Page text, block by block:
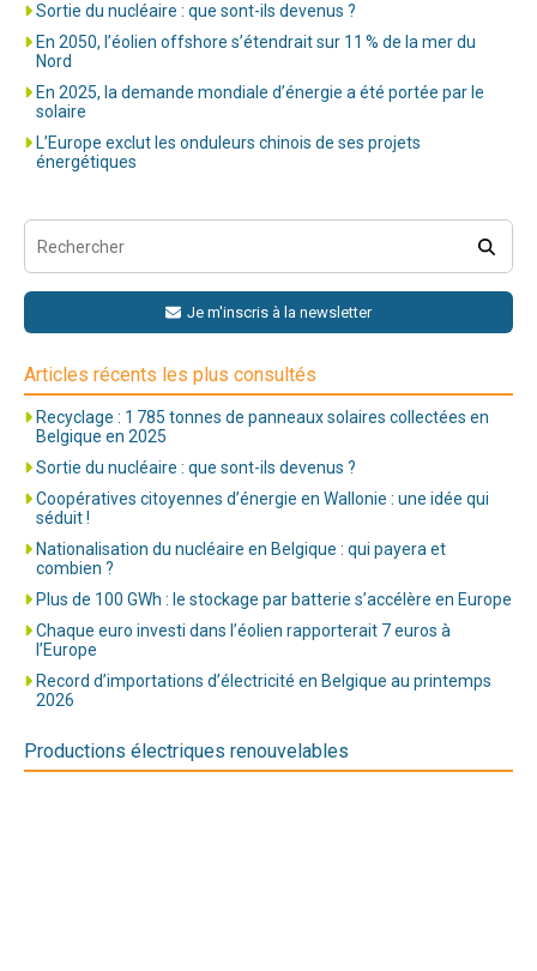
Sortie du nucléaire : que sont-ils devenus ?
En 2050, l’éolien offshore s’étendrait sur 11 % de la mer du
Nord
En 2025, la demande mondiale d’énergie a été portée par le
solaire
L’Europe exclut les onduleurs chinois de ses projets
énergétiques
Je m'inscris à la newsletter
Articles récents les plus consultés
Recyclage : 1 785 tonnes de panneaux solaires collectées en
Belgique en 2025
Sortie du nucléaire : que sont-ils devenus ?
Coopératives citoyennes d’énergie en Wallonie : une idée qui
séduit !
Nationalisation du nucléaire en Belgique : qui payera et
combien ?
Plus de 100 GWh : le stockage par batterie s’accélère en Europe
Chaque euro investi dans l’éolien rapporterait 7 euros à
l’Europe
Record d’importations d’électricité en Belgique au printemps
2026
Productions électriques renouvelables